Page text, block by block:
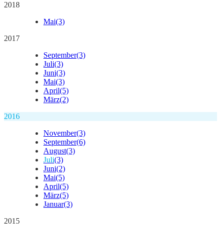
2018
Mai(3)
2017
September(3)
Juli(3)
Juni(3)
Mai(3)
April(5)
März(2)
2016
November(3)
September(6)
August(3)
Juli(3)
Juni(2)
Mai(5)
April(5)
März(5)
Januar(3)
2015